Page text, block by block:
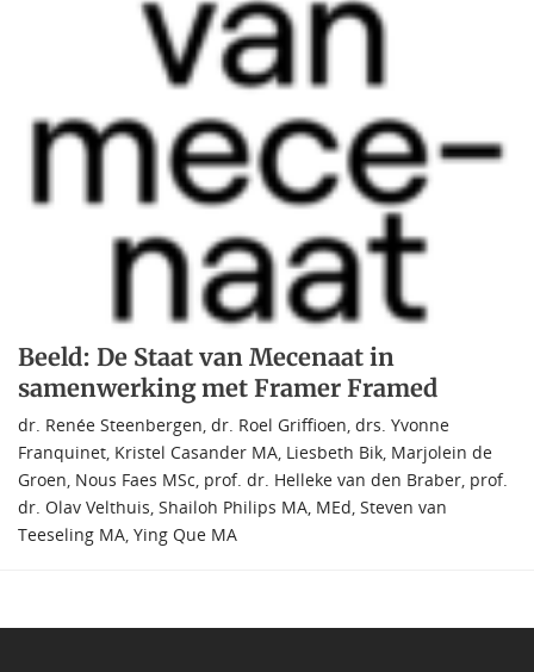
Beeld: De Staat van Mecenaat in
samenwerking met Framer Framed
dr. Renée Steenbergen, dr. Roel Griffioen, drs. Yvonne
Franquinet, Kristel Casander MA, Liesbeth Bik, Marjolein de
Groen, Nous Faes MSc, prof. dr. Helleke van den Braber, prof.
dr. Olav Velthuis, Shailoh Philips MA, MEd, Steven van
Teeseling MA, Ying Que MA